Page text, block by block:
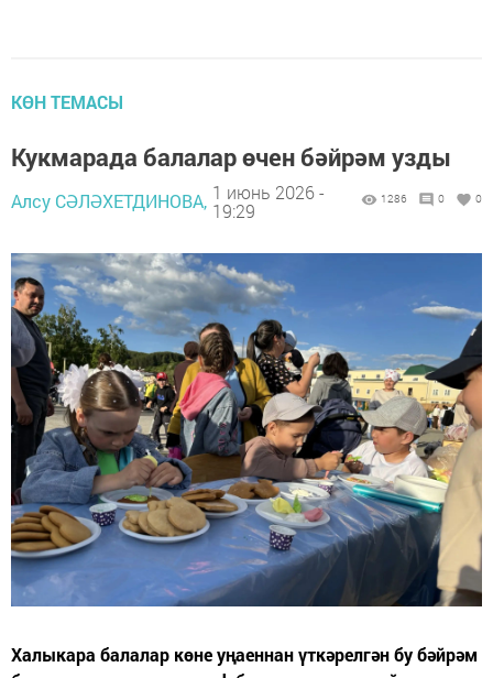
КӨН ТЕМАСЫ
Кукмарада балалар өчен бәйрәм узды
Алсу СӘЛӘХЕТДИНОВА, 1 июнь 2026 -
19:29
1286 0 0
Халыкара балалар көне уңаеннан үткәрелгән бу бәйрәм